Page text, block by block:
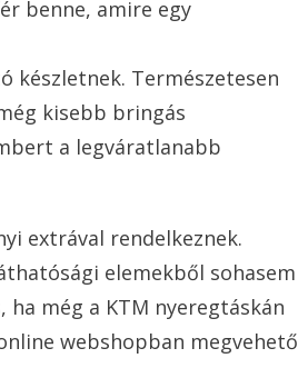
benne, amire egy
készletnek. Természetesen
kisebb bringás
a legváratlanabb
extrával rendelkeznek.
elemekből sohasem
még a KTM nyeregtáskán
webshopban megvehető